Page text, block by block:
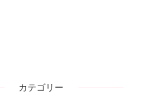
カテゴリー